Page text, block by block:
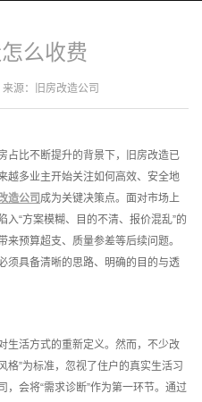
么收费
源： 旧房改造公司
比不断提升的背景下，旧房改造已
越多业主开始关注如何高效、安全地
造公司 成为关键决策点。面对市场上
“方案模糊、目的不清、报价混乱”的
预算超支、质量参差等后续问题。
须具备清晰的思路、明确的目的与透
活方式的重新定义。然而，不少改
格”为标准，忽视了住户的真实生活习
会将“需求诊断”作为第一环节。通过